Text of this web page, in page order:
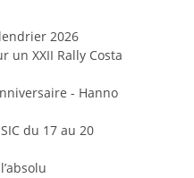
2026
un XXII Rally Costa
- Hanno
du 17 au 20